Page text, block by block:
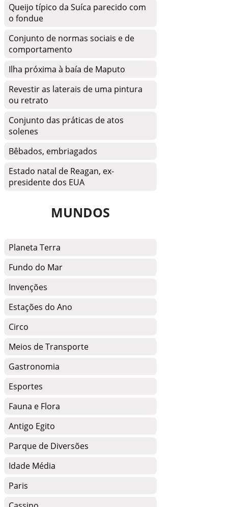
Queijo típico da Suíca parecido com
o fondue
Conjunto de normas sociais e de
comportamento
Ilha próxima à baía de Maputo
Revestir as laterais de uma pintura
ou retrato
Conjunto das práticas de atos
solenes
Bêbados, embriagados
Estado natal de Reagan, ex-
presidente dos EUA
MUNDOS
Planeta Terra
Fundo do Mar
Invenções
Estações do Ano
Circo
Meios de Transporte
Gastronomia
Esportes
Fauna e Flora
Antigo Egito
Parque de Diversões
Idade Média
Paris